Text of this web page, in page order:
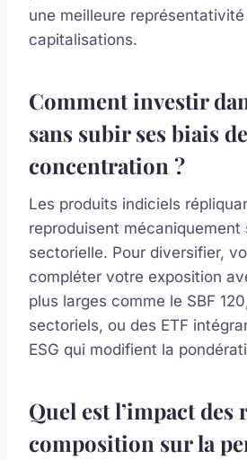
une meilleure
capitalisations.
Comment investir
sans subir ses biais de
concentration ?
Les produits indiciels
reproduisent
sectorielle. Pour diversifier,
compléter votre exposition
plus larges comme le SBF
sectoriels, ou des ETF
ESG qui modifient la
Quel est l’impact des
composition sur la